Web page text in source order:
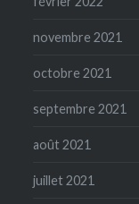
novembre 2021
octobre 2021
septembre 2021
août 2021
juillet 2021